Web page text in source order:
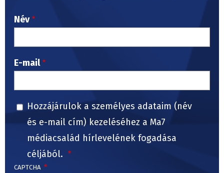
Név
E-mail
Hozzájárulok a személyes adataim (név
és e-mail cím) kezeléséhez a Ma7
médiacsalád hírlevelének fogadása
céljából.
CAPTCHA